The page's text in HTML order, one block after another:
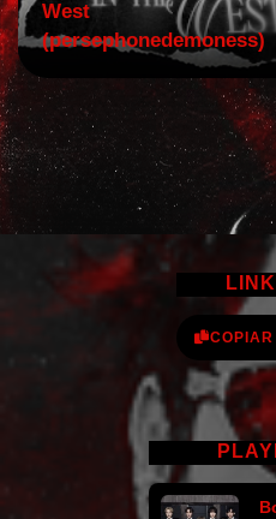
West
(persephonedemoness)
COPIAR